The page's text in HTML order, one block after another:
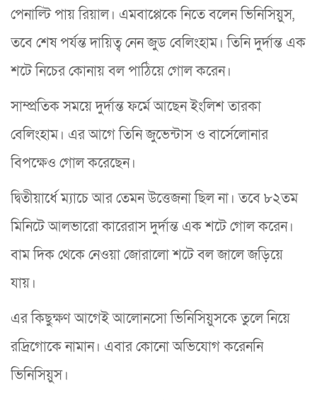
পেনাল্টি পায় রিয়াল। এমবাপ্পেকে নিতে বলেন ভিনিসিয়ুস,
তবে শেষ পর্যন্ত দায়িত্ব নেন জুড বেলিংহাম। তিনি দুর্দান্ত এক
শটে নিচের কোনায় বল পাঠিয়ে গোল করেন।
সাম্প্রতিক সময়ে দুর্দান্ত ফর্মে আছেন ইংলিশ তারকা
বেলিংহাম। এর আগে তিনি জুভেন্টাস ও বার্সেলোনার
বিপক্ষেও গোল করেছেন।
দ্বিতীয়ার্ধে ম্যাচে আর তেমন উত্তেজনা ছিল না। তবে ৮২তম
মিনিটে আলভারো কারেরাস দুর্দান্ত এক শটে গোল করেন।
বাম দিক থেকে নেওয়া জোরালো শটে বল জালে জড়িয়ে
যায়।
এর কিছুক্ষণ আগেই আলোনসো ভিনিসিয়ুসকে তুলে নিয়ে
রদ্রিগোকে নামান। এবার কোনো অভিযোগ করেননি
ভিনিসিয়ুস।